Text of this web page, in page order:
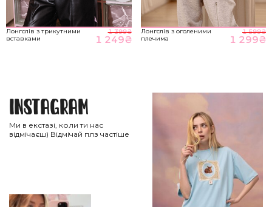
Лонгслів з трикутними
вставками
1 399₴
1 249₴
Лонгслів з оголеними
плечима
1 599₴
1 299₴
Instagram
Ми в екстазі, коли ти нас
відмічаєш) Відмічай плз частіше